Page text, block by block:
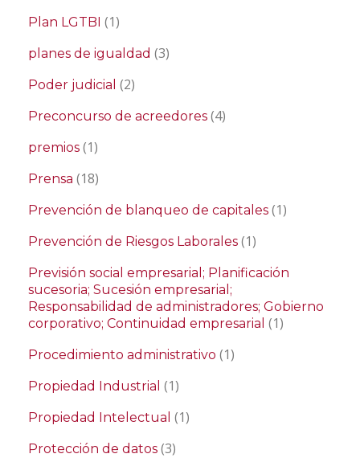
Plan LGTBI (1)
planes de igualdad (3)
Poder judicial (2)
Preconcurso de acreedores (4)
premios (1)
Prensa (18)
Prevención de blanqueo de capitales (1)
Prevención de Riesgos Laborales (1)
Previsión social empresarial; Planificación
sucesoria; Sucesión empresarial;
Responsabilidad de administradores; Gobierno
corporativo; Continuidad empresarial (1)
Procedimiento administrativo (1)
Propiedad Industrial (1)
Propiedad Intelectual (1)
Protección de datos (3)